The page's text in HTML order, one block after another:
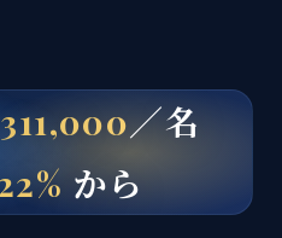
／名
から